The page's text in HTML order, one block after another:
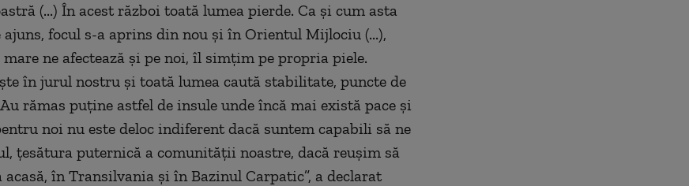
(...) În acest război toată lumea pierde. Ca şi cum asta
focul s-a aprins din nou şi în Orientul Mijlociu (...),
ne afectează şi pe noi, îl simţim pe propria piele.
în jurul nostru şi toată lumea caută stabilitate, puncte de
rămas puţine astfel de insule unde încă mai există pace şi
noi nu este deloc indiferent dacă suntem capabili să ne
ţesătura puternică a comunităţii noastre, dacă reuşim să
acasă, în Transilvania şi în Bazinul Carpatic”, a declarat